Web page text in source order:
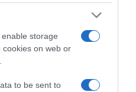
storage
cookies on web or
to be sent to